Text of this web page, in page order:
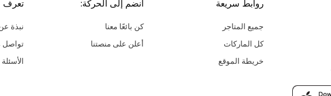
روابط سريعة
جميع المتاجر
كل الماركات
خريطة الموقع
انضم إلى الحركة:
كن بائعًا معنا
أعلن على منصتنا
تعرف
نبذة
تواصل